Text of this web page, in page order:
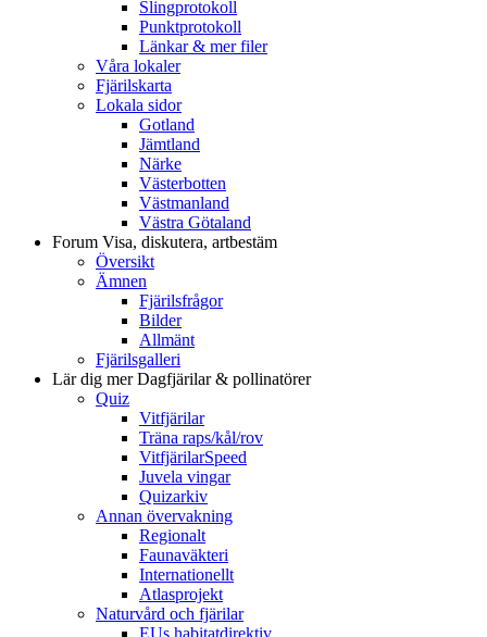
Slingprotokoll
Punktprotokoll
Länkar & mer filer
Våra lokaler
Fjärilskarta
Lokala sidor
Gotland
Jämtland
Närke
Västerbotten
Västmanland
Västra Götaland
Forum Visa, diskutera, artbestäm
Översikt
Ämnen
Fjärilsfrågor
Bilder
Allmänt
Fjärilsgalleri
Lär dig merDagfjärilar & pollinatörer
Quiz
Vitfjärilar
Träna raps/kål/rov
VitfjärilarSpeed
Juvela vingar
Quizarkiv
Annan övervakning
Regionalt
Faunaväkteri
Internationellt
Atlasprojekt
Naturvård och fjärilar
EUs habitatdirektiv